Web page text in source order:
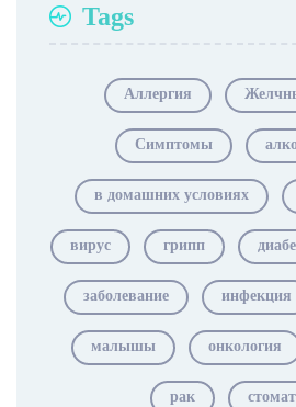
Tags
Аллергия
Симптомы
в домашних условиях
вирус грипп
заболевание инфекция
малышы онкология
рак